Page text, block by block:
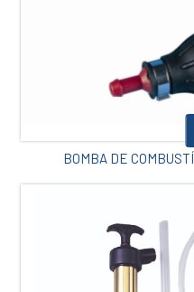
BOMBA DE